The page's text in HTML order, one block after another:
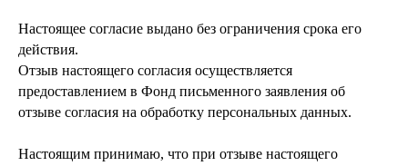
Настоящее согласие выдано без ограничения срока его
действия.
Отзыв настоящего согласия осуществляется
предоставлением в Фонд письменного заявления об
отзыве согласия на обработку персональных данных.
Настоящим принимаю, что при отзыве настоящего